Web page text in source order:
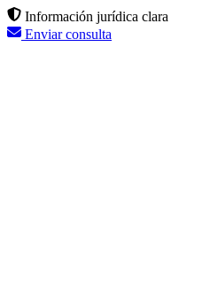
Información jurídica clara
Enviar consulta